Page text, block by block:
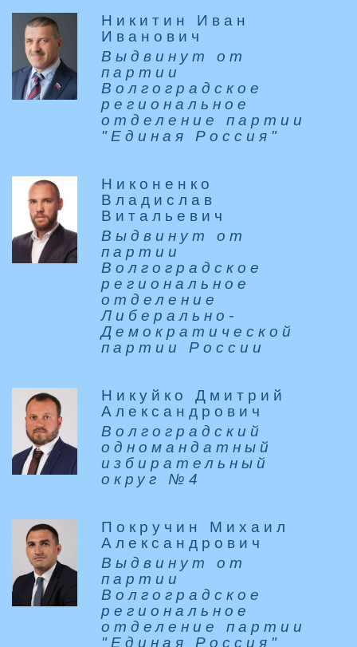
Никитин Иван
Иванович
Выдвинут от
партии
Волгоградское
региональное
отделение партии
"Единая Россия"
Никоненко
Владислав
Витальевич
Выдвинут от
партии
Волгоградское
региональное
отделение
Либерально-
Демократической
партии России
Никуйко Дмитрий
Александрович
Волгоградский
одномандатный
избирательный
округ №4
Покручин Михаил
Александрович
Выдвинут от
партии
Волгоградское
региональное
отделение партии
"Единая Россия"